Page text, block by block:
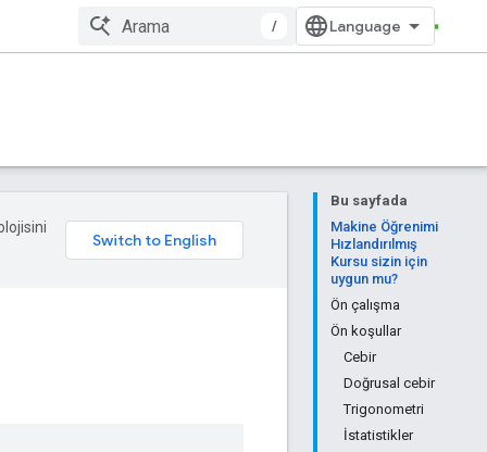
/
Bu sayfada
Makine Öğrenimi
Hızlandırılmış
Kursu sizin için
uygun mu?
Ön çalışma
Ön koşullar
Cebir
Doğrusal cebir
Trigonometri
İstatistikler